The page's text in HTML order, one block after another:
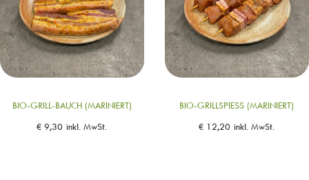
BIO-GRILL-BAUCH (MARINIERT)
€ 9,30 inkl. MwSt.
BIO-GRILLSPIESS (MARINIERT)
€ 12,20 inkl. MwSt.